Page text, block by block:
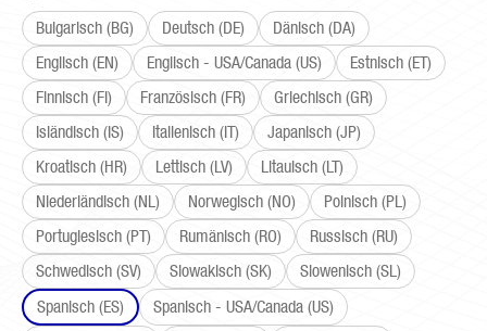
Bulgarisch (BG)
Deutsch (DE)
Dänisch (DA)
Englisch (EN)
Englisch - USA/Canada (US)
Estnisch (ET)
Finnisch (FI)
Französisch (FR)
Griechisch (GR)
Isländisch (IS)
Italienisch (IT)
Japanisch (JP)
Kroatisch (HR)
Lettisch (LV)
Litauisch (LT)
Niederländisch (NL)
Norwegisch (NO)
Polnisch (PL)
Portugiesisch (PT)
Rumänisch (RO)
Russisch (RU)
Schwedisch (SV)
Slowakisch (SK)
Slowenisch (SL)
Spanisch (ES)
Spanisch - USA/Canada (US)